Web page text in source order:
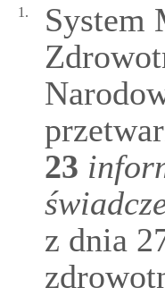
1.
System
23
z dnia